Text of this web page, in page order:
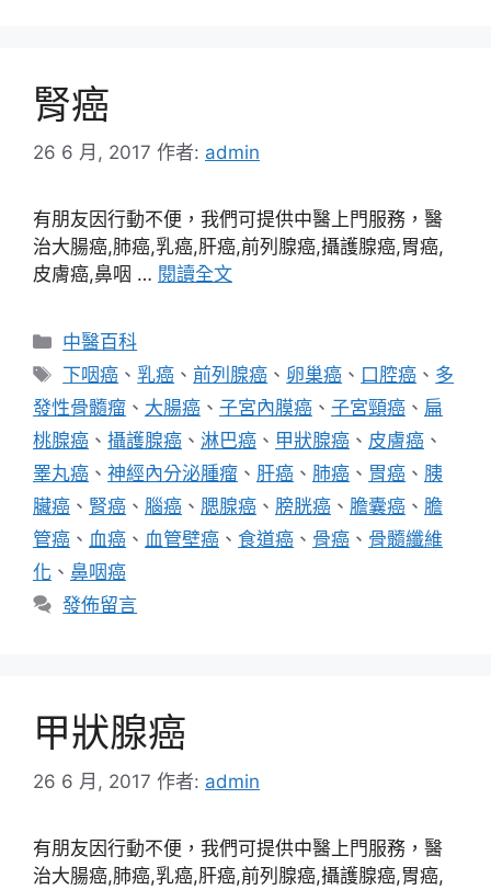
腎癌
26 6 月, 2017 作者: admin
有朋友因行動不便，我們可提供中醫上門服務，醫
治大腸癌,肺癌,乳癌,肝癌,前列腺癌,攝護腺癌,胃癌,
皮膚癌,鼻咽 … 閱讀全文
分
類
中醫百科
標
籤
下咽癌 、 乳癌 、前列腺癌 、 卵巢癌 、 口腔癌 、 多
發性骨髓瘤 、 大腸癌 、 子宮內膜癌 、 子宮頸癌 、 扁
桃腺癌 、 攝護腺癌 、 淋巴癌 、 甲狀腺癌 、 皮膚癌 、
睪丸癌 、 神經內分泌腫瘤 、 肝癌 、 肺癌 、 胃癌 、 胰
臟癌 、 腎癌 、 腦癌 、 腮腺癌 、 膀胱癌 、 膽囊癌 、 膽
管癌 、 血癌 、 血管壁癌 、 食道癌 、 骨癌 、 骨髓纖維
化 、 鼻咽癌
發佈留言
甲狀腺癌
26 6 月, 2017 作者: admin
有朋友因行動不便，我們可提供中醫上門服務，醫
治大腸癌,肺癌,乳癌,肝癌,前列腺癌,攝護腺癌,胃癌,